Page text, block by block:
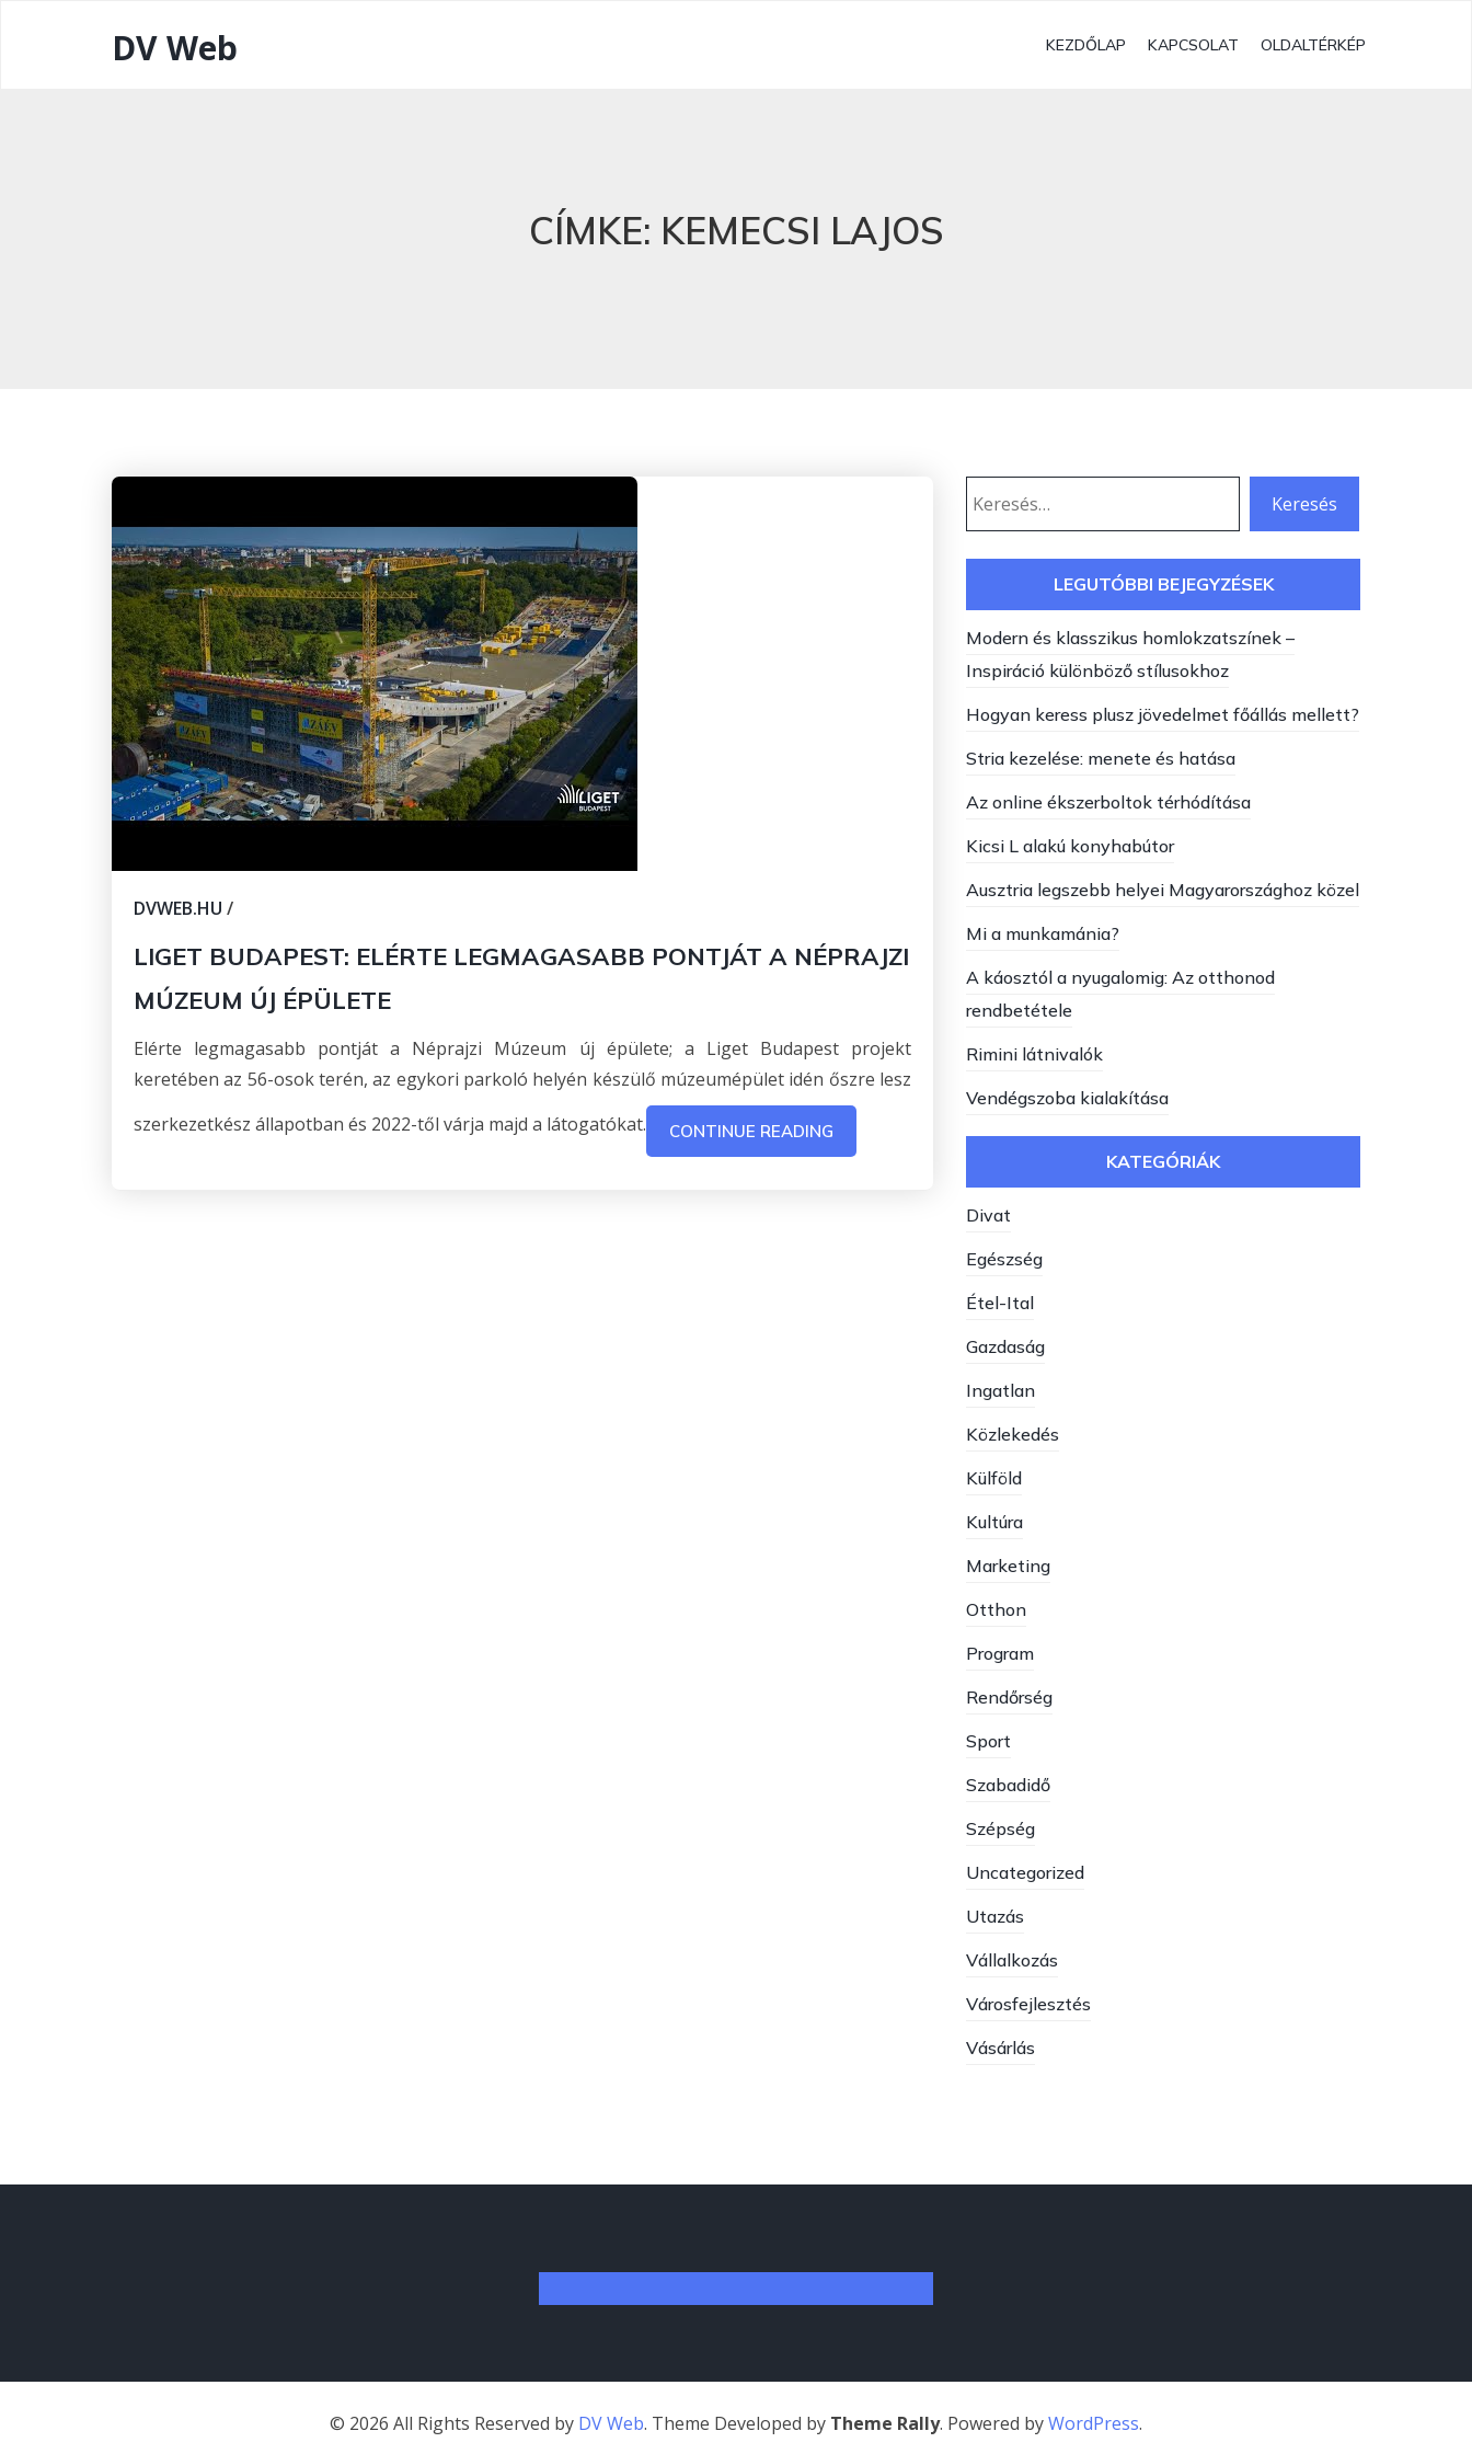
DV Web KEZDŐLAP KAPCSOLAT OLDALTÉRKÉP
CÍMKE: KEMECSI LAJOS
DVWEB.HU /
LIGET BUDAPEST: ELÉRTE LEGMAGASABB PONTJÁT A NÉPRAJZI
MÚZEUM ÚJ ÉPÜLETE
Elérte legmagasabb pontját a Néprajzi Múzeum új épülete; a Liget Budapest projekt
keretében az 56-osok terén, az egykori parkoló helyén készülő múzeumépület idén őszre lesz
szerkezetkész állapotban és 2022-től várja majd a látogatókat.
CONTINUE READING
LEGUTÓBBI BEJEGYZÉSEK
Modern és klasszikus homlokzatszínek –
Inspiráció különböző stílusokhoz
Hogyan keress plusz jövedelmet főállás mellett?
Stria kezelése: menete és hatása
Az online ékszerboltok térhódítása
Kicsi L alakú konyhabútor
Ausztria legszebb helyei Magyarországhoz közel
Mi a munkamánia?
A káosztól a nyugalomig: Az otthonod
rendbetétele
Rimini látnivalók
Vendégszoba kialakítása
KATEGÓRIÁK
Divat
Egészség
Étel-Ital
Gazdaság
Ingatlan
Közlekedés
Külföld
Kultúra
Marketing
Otthon
Program
Rendőrség
Sport
Szabadidő
Szépség
Uncategorized
Utazás
Vállalkozás
Városfejlesztés
Vásárlás
© 2026 All Rights Reserved by DV Web. Theme Developed by Theme Rally. Powered byWordPress.